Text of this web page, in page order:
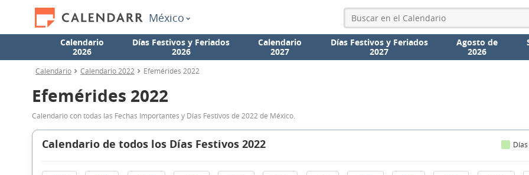
México
Calendario
2026
Días Festivos y Feriados
2026
Calendario
2027
Días Festivos y Feriados
2027
Agosto de
2026
Calendario Calendario 2022 Efemérides 2022
Efemérides 2022
Calendario con todas las Fechas Importantes y Días Festivos de 2022 de México.
Calendario de todos los Días Festivos 2022